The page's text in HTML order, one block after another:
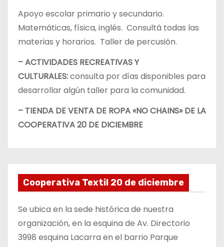
Apoyo escolar primario y secundario.
Matemáticas, física, inglés. Consultá todas las
materias y horarios. Taller de percusión.
– ACTIVIDADES RECREATIVAS Y
CULTURALES:consulta por días disponibles para
desarrollar algún taller para la comunidad.
– TIENDA DE VENTA DE ROPA «NO CHAINS» DE LA
COOPERATIVA 20 DE DICIEMBRE
Cooperativa Textil 20 de diciembre
Se ubica en la sede histórica de nuestra
organización, en la esquina de Av. Directorio
3998 esquina Lacarra en el barrio Parque